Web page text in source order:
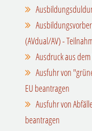
(AVdual/AV) -
Ausdruck aus
Ausfuhr von
EU beantragen
Ausfuhr von
beantragen